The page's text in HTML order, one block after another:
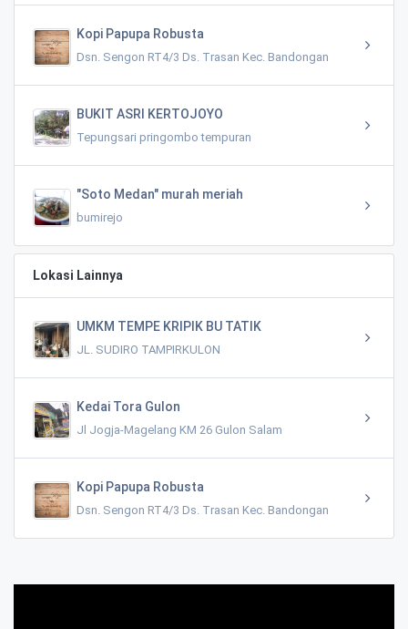
Kopi Papupa Robusta
Dsn. Sengon RT4/3 Ds. Trasan Kec. Bandongan
BUKIT ASRI KERTOJOYO
Tepungsari pringombo tempuran
"Soto Medan" murah meriah
bumirejo
Lokasi Lainnya
UMKM TEMPE KRIPIK BU TATIK
JL. SUDIRO TAMPIRKULON
Kedai Tora Gulon
Jl Jogja-Magelang KM 26 Gulon Salam
Kopi Papupa Robusta
Dsn. Sengon RT4/3 Ds. Trasan Kec. Bandongan